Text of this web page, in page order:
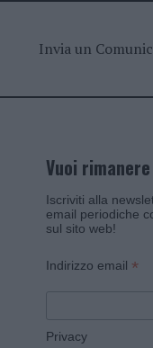
Invia un
Vuoi
Iscriviti alla
email periodiche
sul sito web!
Indirizzo email *
Privacy